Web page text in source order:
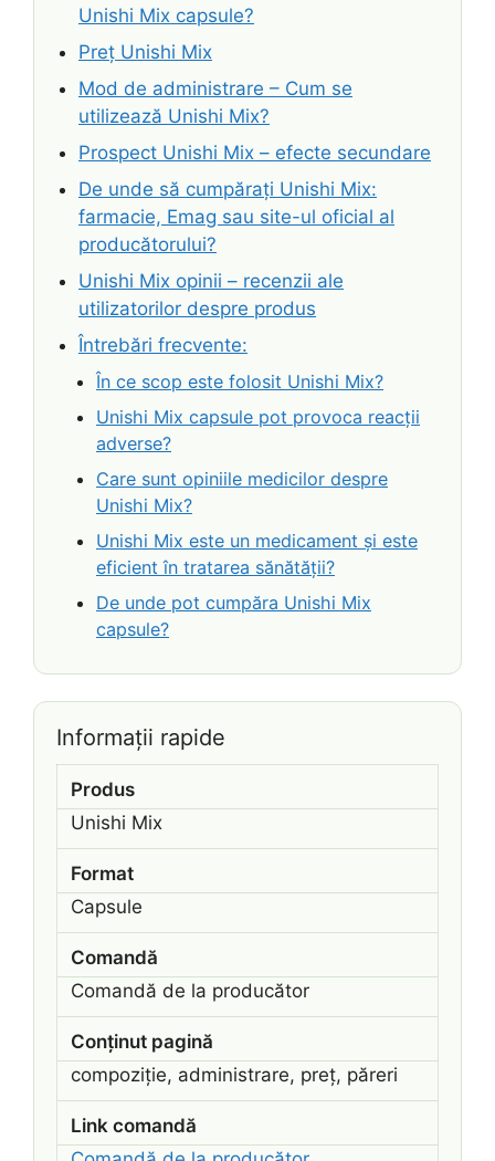
Unishi Mix capsule?
Preț Unishi Mix
Mod de administrare – Cum se
utilizează Unishi Mix?
Prospect Unishi Mix – efecte secundare
De unde să cumpărați Unishi Mix:
farmacie, Emag sau site-ul oficial al
producătorului?
Unishi Mix opinii – recenzii ale
utilizatorilor despre produs
Întrebări frecvente:
În ce scop este folosit Unishi Mix?
Unishi Mix capsule pot provoca reacții
adverse?
Care sunt opiniile medicilor despre
Unishi Mix?
Unishi Mix este un medicament și este
eficient în tratarea sănătății?
De unde pot cumpăra Unishi Mix
capsule?
Informații rapide
Produs
Unishi Mix
Format
Capsule
Comandă
Comandă de la producător
Conținut pagină
compoziție, administrare, preț, păreri
Link comandă